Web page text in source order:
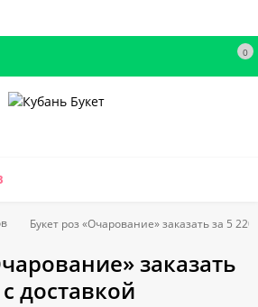
0
Букет роз «Очарование» заказать за 5 220
заказать
доставкой